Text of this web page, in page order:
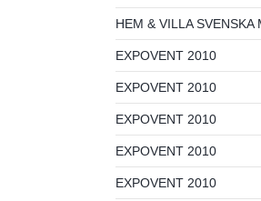
HEM & VILLA SVENSKA
EXPOVENT 2010
EXPOVENT 2010
EXPOVENT 2010
EXPOVENT 2010
EXPOVENT 2010